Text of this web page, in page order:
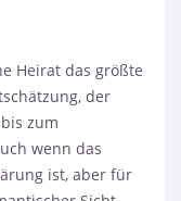
Heirat das größte
der
zum
wenn das
ist, aber für